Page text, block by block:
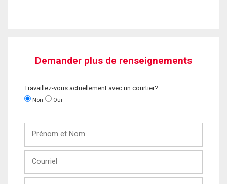
Demander plus de renseignements
Travaillez-vous actuellement avec un courtier?
Non Oui
Nom